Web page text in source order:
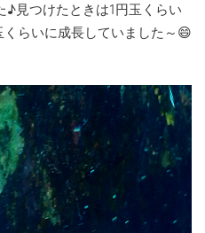
♪見つけたときは1円玉くらい
らいに成長していました～😄